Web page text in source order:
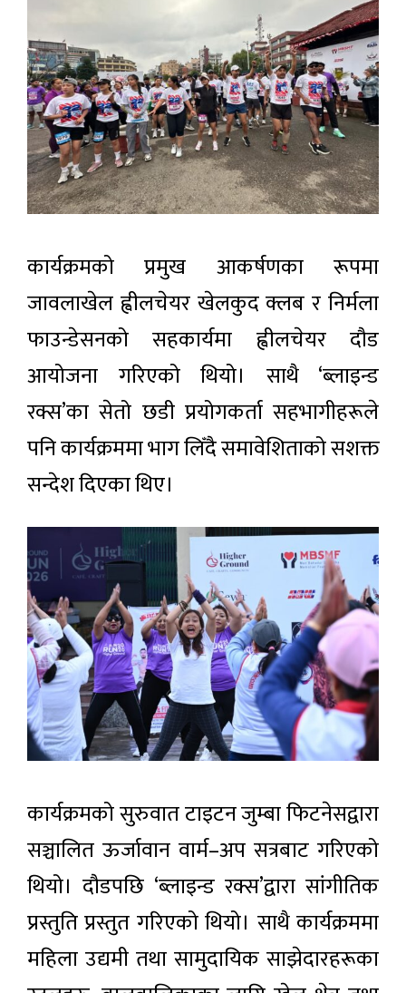
कार्यक्रमको प्रमुख आकर्षणका रूपमा
जावलाखेल ह्वीलचेयर खेलकुद क्लब र निर्मला
फाउन्डेसनको सहकार्यमा ह्वीलचेयर दौड
आयोजना गरिएको थियो। साथै ‘ब्लाइन्ड
रक्स’का सेतो छडी प्रयोगकर्ता सहभागीहरूले
पनि कार्यक्रममा भाग लिँदै समावेशिताको सशक्त
सन्देश दिएका थिए।
कार्यक्रमको सुरुवात टाइटन जुम्बा फिटनेसद्वारा
सञ्चालित ऊर्जावान वार्म–अप सत्रबाट गरिएको
थियो। दौडपछि ‘ब्लाइन्ड रक्स’द्वारा सांगीतिक
प्रस्तुति प्रस्तुत गरिएको थियो। साथै कार्यक्रममा
महिला उद्यमी तथा सामुदायिक साझेदारहरूका